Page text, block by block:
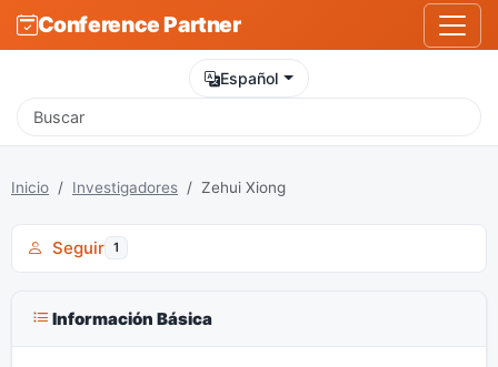
Conference Partner
Español
Inicio Investigadores Zehui Xiong
Seguir 1
Información Básica